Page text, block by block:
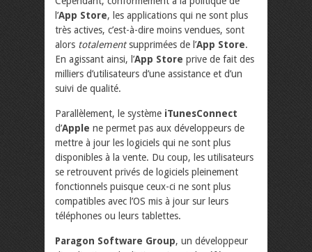
l’App Store, les applications qui ne sont plus
très actives, c’est-à-dire moins vendues, sont
alors totalementsupprimées de l’App Store.
En agissant ainsi, l’App Store prive de fait des
milliers d’utilisateurs d’une assistance et d’un
suivi de qualité.
Parallèlement, le système iTunesConnect
d’Apple ne permet pas aux développeurs de
mettre à jour les logiciels qui ne sont plus
disponibles à la vente. Du coup, les utilisateurs
se retrouvent privés de logiciels pleinement
fonctionnels puisque ceux-ci ne sont plus
compatibles avec l’OS mis à jour sur leurs
téléphones ou leurs tablettes.
Paragon Software Group, un développeur